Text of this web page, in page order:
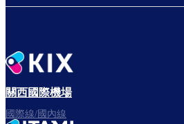
關西國際機場
國際線/國內線